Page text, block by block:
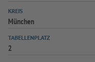
KREIS
München
TABELLENPLATZ
2